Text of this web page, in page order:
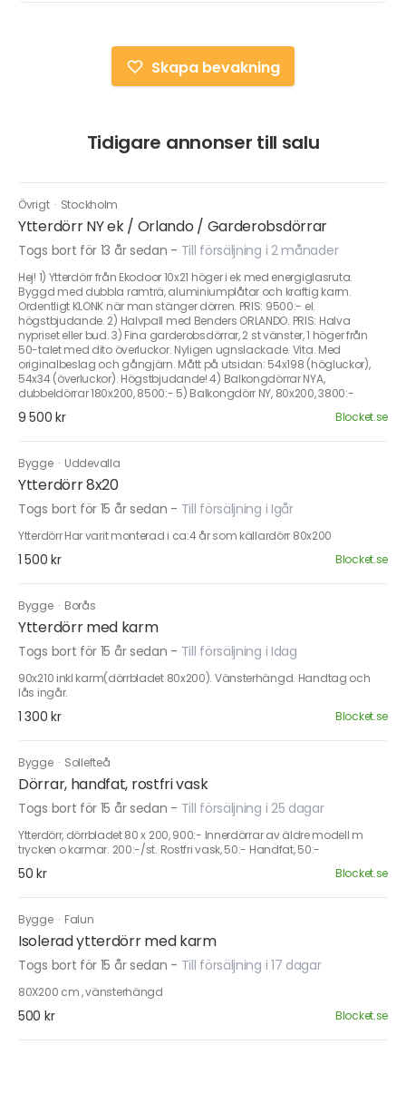
Skapa bevakning
Tidigare annonser till salu
Övrigt · Stockholm
Ytterdörr NY ek / Orlando / Garderobsdörrar
Togs bort för 13 år sedan - Till försäljning i 2 månader
Hej! 1) Ytterdörr från Ekodoor 10x21 höger i ek med energiglasruta.
Byggd med dubbla ramträ, aluminiumplåtar och kraftig karm.
Ordentligt KLONK när man stänger dörren. PRIS: 9500:- el.
högstbjudande. 2) Halvpall med Benders ORLANDO. PRIS: Halva
nypriset eller bud. 3) Fina garderobsdörrar, 2 st vänster, 1 höger från
50-talet med dito överluckor. Nyligen ugnslackade. Vita. Med
originalbeslag och gångjärn. Mått på utsidan: 54x198 (högluckor),
54x34 (överluckor). Högstbjudande! 4) Balkongdörrar NYA,
dubbeldörrar 180x200, 8500:- 5) Balkongdörr NY, 80x200, 3800:-
9 500 kr Blocket.se
Bygge · Uddevalla
Ytterdörr 8x20
Togs bort för 15 år sedan - Till försäljning i Igår
Ytterdörr Har varit monterad i ca:4 år som källardörr 80x200
1 500 kr Blocket.se
Bygge · Borås
Ytterdörr med karm
Togs bort för 15 år sedan - Till försäljning i Idag
90x210 inkl karm(dörrbladet 80x200). Vänsterhängd. Handtag och
lås ingår.
1 300 kr Blocket.se
Bygge · Sollefteå
Dörrar, handfat, rostfri vask
Togs bort för 15 år sedan - Till försäljning i 25 dagar
Ytterdörr, dörrbladet 80 x 200, 900:- Innerdörrar av äldre modell m
trycken o karmar. 200:-/st. Rostfri vask, 50:- Handfat, 50:-
50 kr Blocket.se
Bygge · Falun
Isolerad ytterdörr med karm
Togs bort för 15 år sedan - Till försäljning i 17 dagar
80X200 cm , vänsterhängd
500 kr Blocket.se